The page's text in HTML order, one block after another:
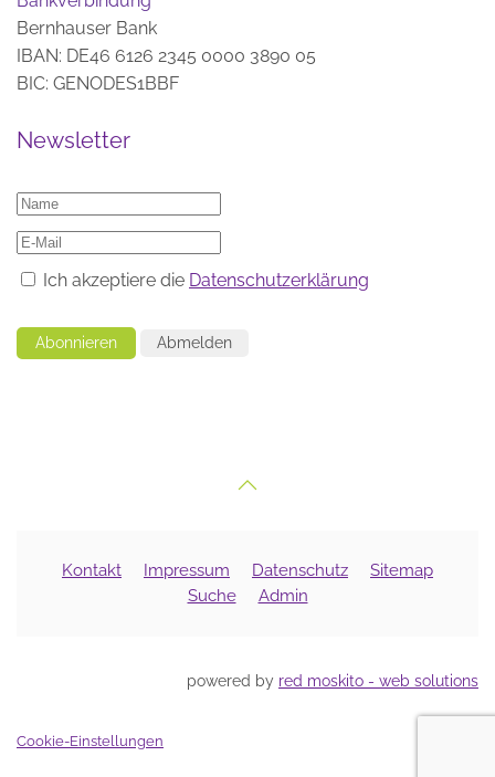
Bernhauser Bank
IBAN: DE46 6126 2345 0000 3890 05
BIC: GENODES1BBF
Newsletter
Ich akzeptiere die Datenschutzerklärung
Abonnieren Abmelden
Kontakt Impressum Datenschutz
Sitemap
Suche
Admin
powered by red moskito - web solutions
Cookie-Einstellungen